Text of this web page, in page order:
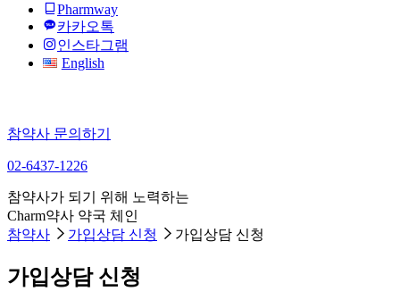
Pharmway
카카오톡
인스타그램
English
참약사 문의하기
02-6437-1226
참약사가 되기 위해 노력하는
Charm약사 약국 체인
참약사
가입상담 신청 가입상담 신청
가입상담 신청